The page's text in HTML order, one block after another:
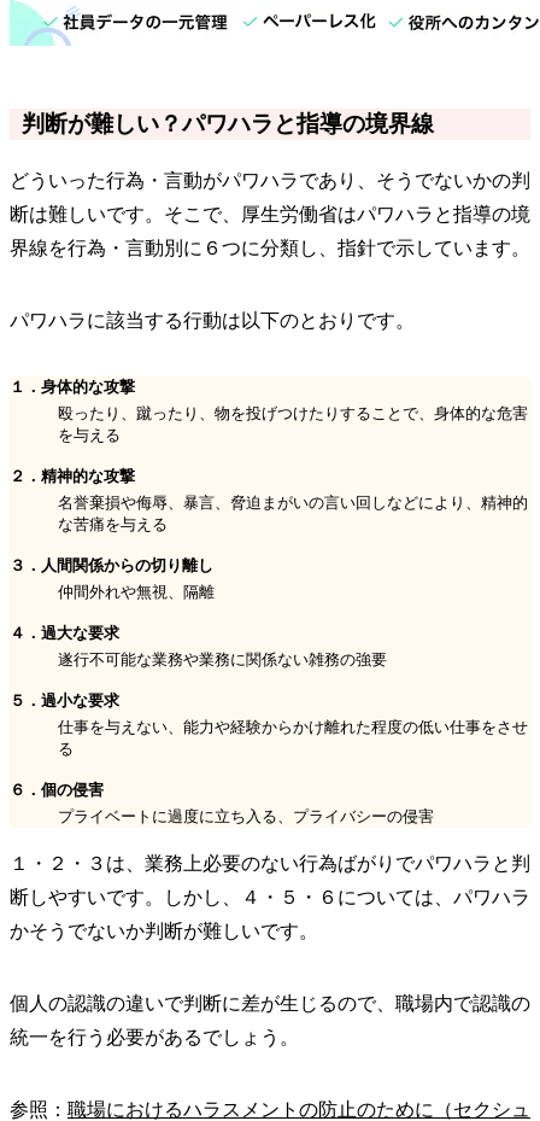
判断が難しい？パワハラと指導の境界線
どういった行為・言動がパワハラであり、そうでないかの判
断は難しいです。そこで、厚生労働省はパワハラと指導の境
界線を行為・言動別に６つに分類し、指針で示しています。
パワハラに該当する行動は以下のとおりです。
１．身体的な攻撃
殴ったり、蹴ったり、物を投げつけたりすることで、身体的な危害
を与える
２．精神的な攻撃
名誉棄損や侮辱、暴言、脅迫まがいの言い回しなどにより、精神的
な苦痛を与える
３．人間関係からの切り離し
仲間外れや無視、隔離
４．過大な要求
遂行不可能な業務や業務に関係ない雑務の強要
５．過小な要求
仕事を与えない、能力や経験からかけ離れた程度の低い仕事をさせ
る
６．個の侵害
プライベートに過度に立ち入る、プライバシーの侵害
１・２・３は、業務上必要のない行為ばがりでパワハラと判
断しやすいです。しかし、４・５・６については、パワハラ
かそうでないか判断が難しいです。
個人の認識の違いで判断に差が生じるので、職場内で認識の
統一を行う必要があるでしょう。
参照： 職場におけるハラスメントの防止のために（セクシュ